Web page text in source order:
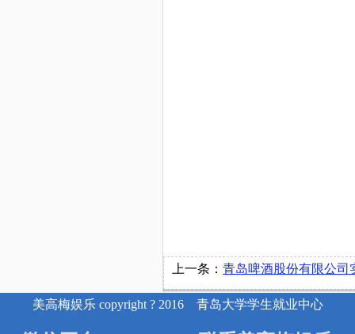
上一条： 青岛啤酒股份有限公司实
美高梅娱乐 copyright ? 2016 青岛大学学生就业中心